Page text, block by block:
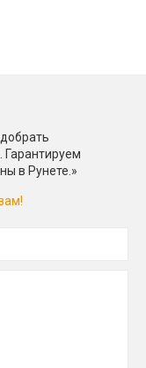
Гарантируем
в Рунете.»